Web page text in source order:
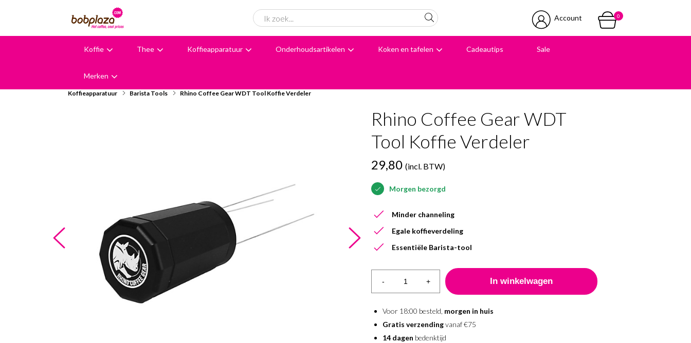
Account 0
Koffie Thee Koffieapparatuur Onderhoudsartikelen Koken en tafelen Cadeautips Sale
Merken
Koffieapparatuur Barista Tools Rhino Coffee Gear WDT Tool Koffie Verdeler
Rhino Coffee Gear WDT
Tool Koffie Verdeler
29,80 (incl. BTW)
Morgen bezorgd
Minder channeling
Egale koffieverdeling
Essentiële Barista-tool
- +
Voor 18:00 besteld, morgen in huis
Gratis verzendingvanaf €75
14 dagen bedenktijd